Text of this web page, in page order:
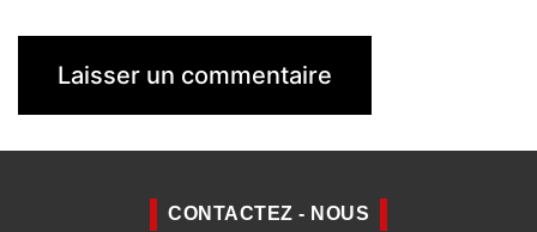
CONTACTEZ - NOUS